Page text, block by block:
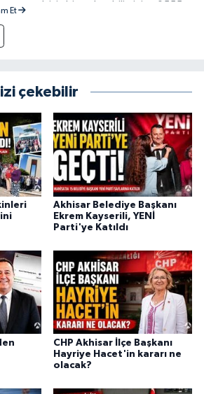
vermek için bize ulaşabilirsiniz - 0555
Et
çekebilir
Akhisar Belediye Başkanı
Ekrem Kayserili, YENİ
Parti'ye Katıldı
CHP Akhisar İlçe Başkanı
Hayriye Hacet'in kararı ne
olacak?